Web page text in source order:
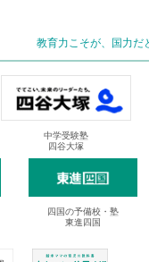
教育力こそが、国力だ
中学受験塾
四谷大塚
四国の予備校・塾
東進四国